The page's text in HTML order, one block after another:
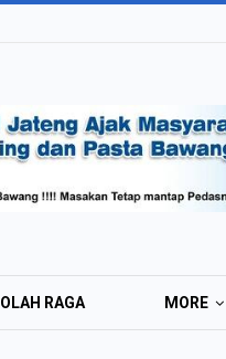
OLAH RAGA MORE